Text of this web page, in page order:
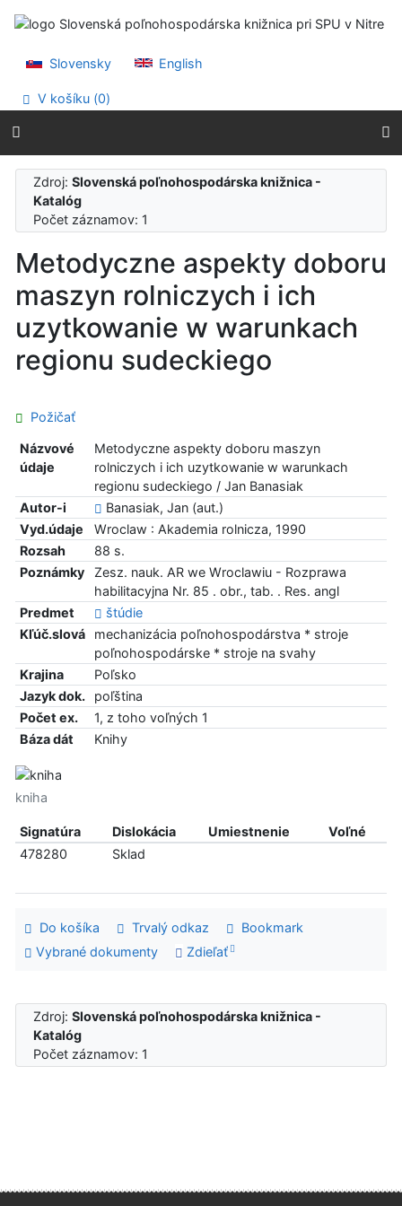
Prejsť na menu
Slovensky
English
V košíku (0)
Zdroj:Slovenská poľnohospodárska knižnica -
Katalóg
Počet záznamov: 1
Metodyczne aspekty doboru
maszyn rolniczych i ich
uzytkowanie w warunkach
regionu sudeckiego
Požičať
Názvové
údaje
Metodyczne aspekty doboru maszyn
rolniczych i ich uzytkowanie w warunkach
regionu sudeckiego / Jan Banasiak
Autor-i
Banasiak, Jan (aut.)
Vyd.údaje
Wroclaw : Akademia rolnicza, 1990
Rozsah
88 s.
Poznámky
Zesz. nauk. AR we Wroclawiu - Rozprawa
habilitacyjna Nr. 85 . obr., tab. . Res. angl
Predmet
štúdie
Kľúč.slová
mechanizácia poľnohospodárstva * stroje
poľnohospodárske * stroje na svahy
Krajina
Poľsko
Jazyk dok.
poľština
Počet ex.
1, z toho voľných 1
Báza dát
Knihy
kniha
Signatúra Dislokácia Umiestnenie
Voľné
478280
Sklad
Do košíka Trvalý odkaz
Bookmark
Vybrané dokumenty
Zdieľať
Zdroj:Slovenská poľnohospodárska knižnica -
Katalóg
Počet záznamov: 1